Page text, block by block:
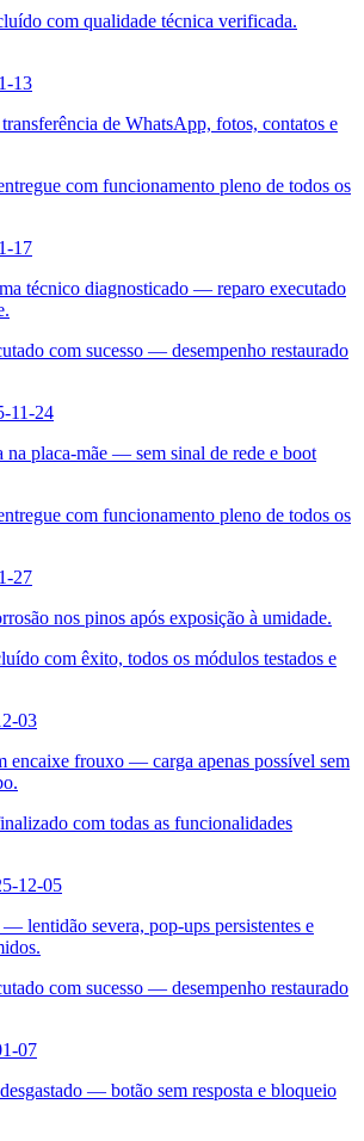
com qualidade técnica verificada.
13
de WhatsApp, fotos, contatos e
com funcionamento pleno de todos os
17
técnico diagnosticado — reparo executado
com sucesso — desempenho restaurado
11-24
placa-mãe — sem sinal de rede e boot
com funcionamento pleno de todos os
27
nos pinos após exposição à umidade.
com êxito, todos os módulos testados e
03
encaixe frouxo — carga apenas possível sem
com todas as funcionalidades
12-05
lentidão severa, pop-ups persistentes e
com sucesso — desempenho restaurado
07
— botão sem resposta e bloqueio